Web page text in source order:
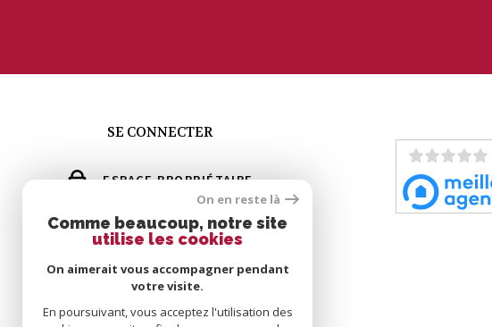
SE CONNECTER
ESPACE PROPRIÉTAIRE
GÉRER MES ALERTES
On en reste là
Comme beaucoup, notre site
utilise les cookies
On aimerait vous accompagner pendant
votre visite.
En poursuivant, vous acceptez l'utilisation des